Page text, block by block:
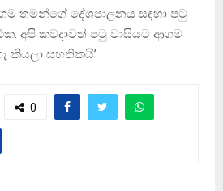
තමන්ගේ දේශපාලනය සඳහා පටු
අපි කවදාවත් පටු වාසියට ආගම
කියලා සහතිකයි’
0